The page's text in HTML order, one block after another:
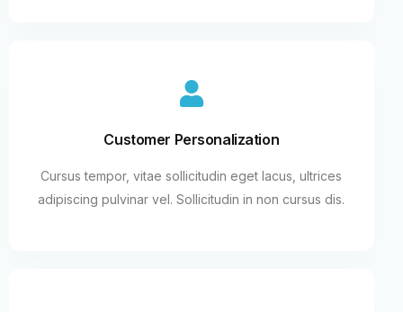
Customer Personalization
Cursus tempor, vitae sollicitudin eget lacus, ultrices
adipiscing pulvinar vel. Sollicitudin in non cursus dis.